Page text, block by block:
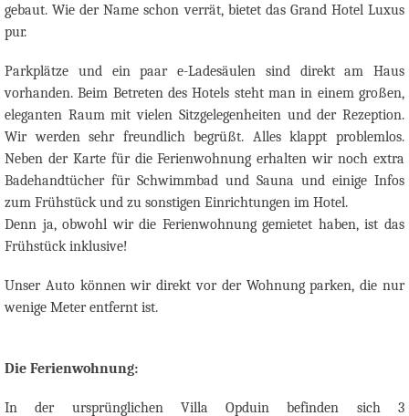
gebaut. Wie der Name schon verrät, bietet das Grand Hotel Luxus
pur.
Parkplätze und ein paar e-Ladesäulen sind direkt am Haus
vorhanden. Beim Betreten des Hotels steht man in einem großen,
eleganten Raum mit vielen Sitzgelegenheiten und der Rezeption.
Wir werden sehr freundlich begrüßt. Alles klappt problemlos.
Neben der Karte für die Ferienwohnung erhalten wir noch extra
Badehandtücher für Schwimmbad und Sauna und einige Infos
zum Frühstück und zu sonstigen Einrichtungen im Hotel.
Denn ja, obwohl wir die Ferienwohnung gemietet haben, ist das
Frühstück inklusive!
Unser Auto können wir direkt vor der Wohnung parken, die nur
wenige Meter entfernt ist.
Die Ferienwohnung:
In der ursprünglichen Villa Opduin befinden sich 3